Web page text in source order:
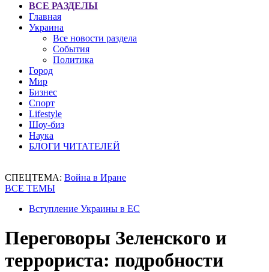
ВСЕ РАЗДЕЛЫ
Главная
Украина
Все новости раздела
События
Политика
Город
Мир
Бизнес
Спорт
Lifestyle
Шоу-биз
Наука
БЛОГИ ЧИТАТЕЛЕЙ
СПЕЦТЕМА: Война в Иране
ВСЕ ТЕМЫ
Вступление Украины в ЕС
Переговоры Зеленского и
террориста: подробности